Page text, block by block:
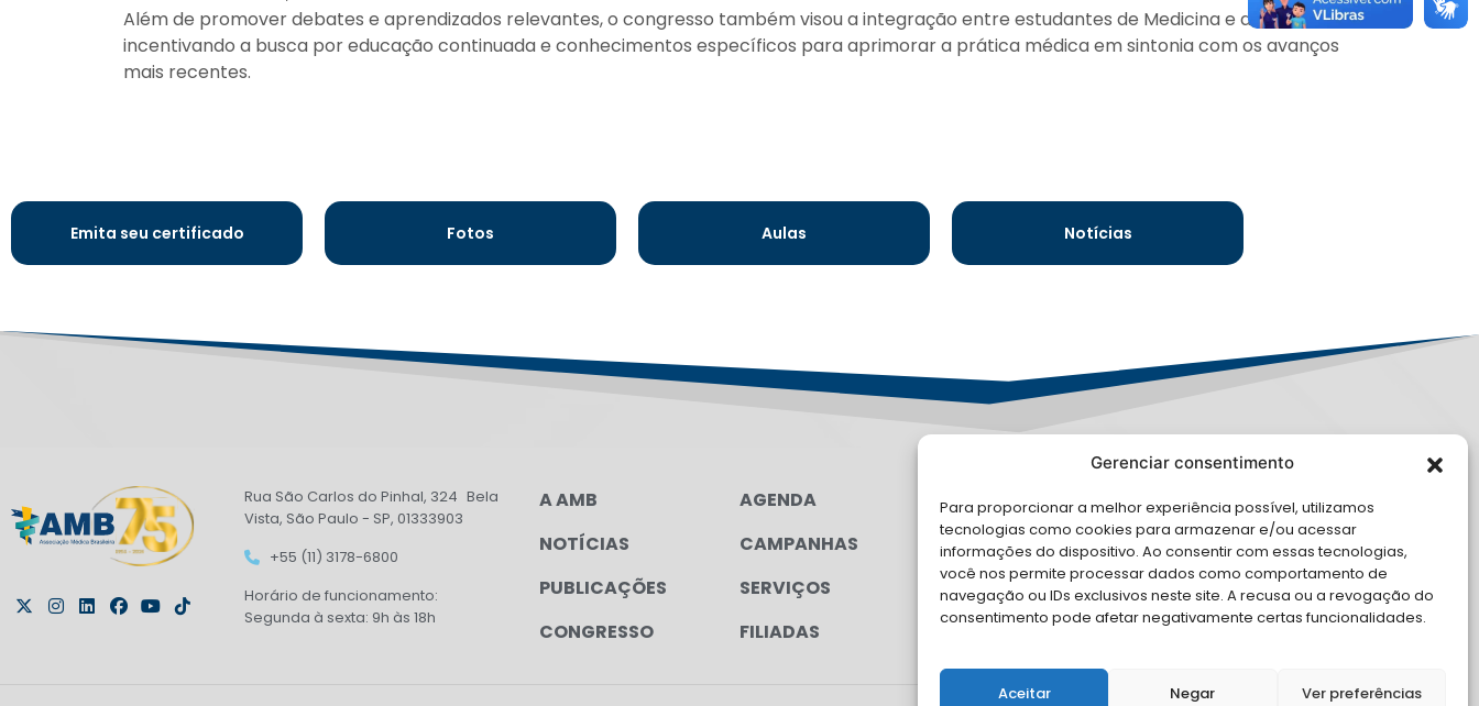
Gerenciar consentimento
Para proporcionar a melhor experiência possível, utilizamos
tecnologias como cookies para armazenar e/ou acessar
informações do dispositivo. Ao consentir com essas tecnologias,
você nos permite processar dados como comportamento de
navegação ou IDs exclusivos neste site. A recusa ou a revogação do
consentimento pode afetar negativamente certas funcionalidades.
Aceitar Negar Ver preferências
Além de promover debates e aprendizados relevantes, o congresso também visou a integração entre estudantes de Medicina e a AMB,
incentivando a busca por educação continuada e conhecimentos específicos para aprimorar a prática médica em sintonia com os avanços
mais recentes.
Emita seu certificado Fotos Aulas Notícias
Rua São Carlos do Pinhal, 324 Bela
Vista, São Paulo - SP, 01333903
+55 (11) 3178-6800
Horário de funcionamento:
Segunda à sexta: 9h às 18h
A AMB
NOTÍCIAS
PUBLICAÇÕES
CONGRESSO
AGENDA
CAMPANHAS
SERVIÇOS
FILIADAS
LGPD
FALE CONOSCO
Solicite Apoio Institucional da AMB
para o seu evento